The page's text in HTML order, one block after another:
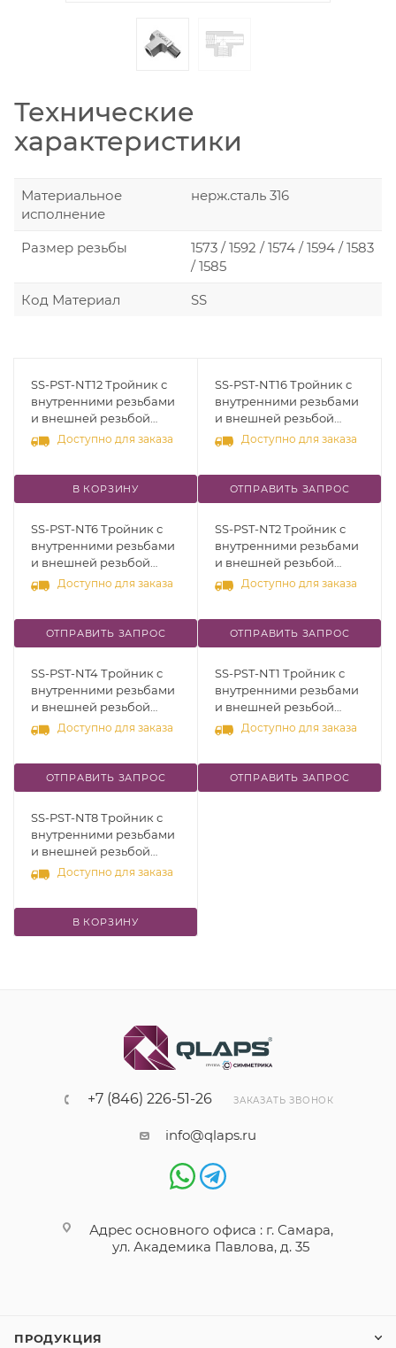
Технические
характеристики
Материальное
исполнение
нерж.сталь 316
Размер резьбы
1573 / 1592 / 1574 / 1594 / 1583
/ 1585
Код Материал
SS
SS-PST-NT12 Тройник с
внутренними резьбами
и внешней резьбой
сбоку, [NPT 3/4"],
нерж.сталь 316
Доступно для заказа
В КОРЗИНУ
SS-PST-NT16 Тройник с
внутренними резьбами
и внешней резьбой
сбоку, [NPT 1"],
нерж.сталь 316
Доступно для заказа
ОТПРАВИТЬ ЗАПРОС
SS-PST-NT6 Тройник с
внутренними резьбами
и внешней резьбой
сбоку, [NPT 3/8"],
нерж.сталь 316
Доступно для заказа
ОТПРАВИТЬ ЗАПРОС
SS-PST-NT2 Тройник с
внутренними резьбами
и внешней резьбой
сбоку, [NPT 1/8"],
нерж.сталь 316
Доступно для заказа
ОТПРАВИТЬ ЗАПРОС
SS-PST-NT4 Тройник с
внутренними резьбами
и внешней резьбой
сбоку, [NPT 1/4"],
нерж.сталь 316
Доступно для заказа
ОТПРАВИТЬ ЗАПРОС
SS-PST-NT1 Тройник с
внутренними резьбами
и внешней резьбой
сбоку, [NPT 1/16"],
нерж.сталь 316
Доступно для заказа
ОТПРАВИТЬ ЗАПРОС
SS-PST-NT8 Тройник с
внутренними резьбами
и внешней резьбой
сбоку, [NPT 1/2"],
нерж.сталь 316
Доступно для заказа
В КОРЗИНУ
+7 (846) 226-51-26 ЗАКАЗАТЬ ЗВОНОК
info@qlaps.ru
Адрес основного офиса : г. Самара,
ул. Академика Павлова, д. 35
ПРОДУКЦИЯ